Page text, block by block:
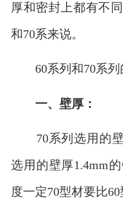
厚和密封上都有不
和70系来说。
60系列和70系列
一、壁厚：
70系列选用的壁
选用的壁厚1.4mm
度一定70型材要比60